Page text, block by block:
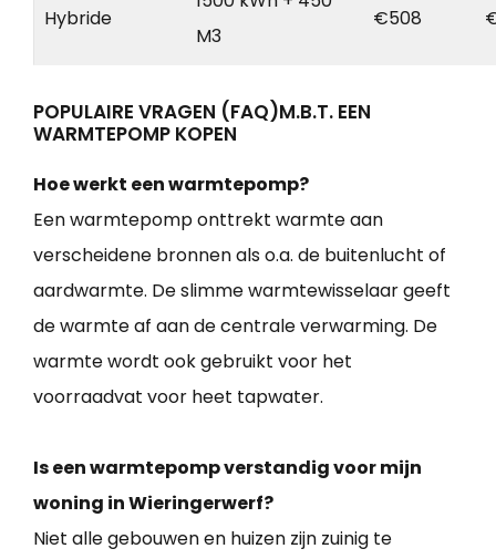
Hybride
M3
€508
POPULAIRE VRAGEN (FAQ)M.B.T. EEN
WARMTEPOMP KOPEN
Hoe werkt een warmtepomp?
Een warmtepomp onttrekt warmte aan
verscheidene bronnen als o.a. de buitenlucht of
aardwarmte. De slimme warmtewisselaar geeft
de warmte af aan de centrale verwarming. De
warmte wordt ook gebruikt voor het
voorraadvat voor heet tapwater.
Is een warmtepomp verstandig voor mijn
woning in Wieringerwerf?
Niet alle gebouwen en huizen zijn zuinig te